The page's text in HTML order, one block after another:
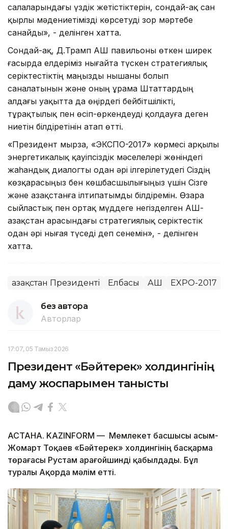
салаларындағы үздік жетістіктерін, сондай-ақ сан
қырлы мәдениетімізді көрсетуді зор мәртебе
санайды», - делінген хатта.
Сондай-ақ, Д.Трамп АҚШ павильоны өткен ширек
ғасырда елдеріміз нығайта түскен стратегиялық
серіктестіктің маңызды нышаны болып
саналатынын және оның Құрама Штаттардың
алдағы уақытта да өңірдегі бейбітшілікті,
тұрақтылық пен өсіп-өркендеуді қолдауға деген
ниетін білдіретінін атап өтті.
«Президент мырза, «ЭКСПО-2017» көрмесі арқылы
энергетикалық қауіпсіздік мәселелері жөніндегі
жаһандық диалогты одан әрі ілгерілетудегі Сіздің
көзқарасыңыз бен көшбасшылығыңыз үшін Сізге
және Қазақстанға ілтипатымды білдіремін. Өзара
сыйластық пен ортақ мүддеге негізделген АҚШ-
Қазақстан арасындағы стратегиялық серіктестік
одан әрі нығая түседі деп сенемін», - делінген
хатта.
Қазақстан Президенті Елбасы АҚШ EXPO-2017
без автора
Авторлар
17:07, 05 Тамыз 2026
Президент «Бәйтерек» холдингінің
даму жоспарымен танысты
АСТАНА. KAZINFORM — Мемлекет басшысы Қасым-
Жомарт Тоқаев «Бәйтерек» холдингінің басқарма
төрағасы Рустам Қарағойшинді қабылдады. Бұл
туралы Ақорда мәлім етті.